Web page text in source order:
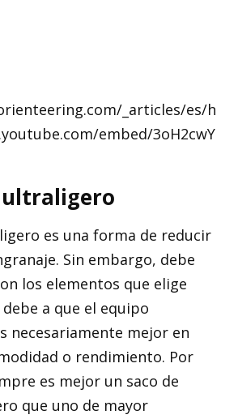
_articles/es/h
embed/3oH2cwY
es una forma de reducir
Sin embargo, debe
los elementos que elige
a que el equipo
necesariamente mejor en
o rendimiento. Por
es mejor un saco de
que uno de mayor